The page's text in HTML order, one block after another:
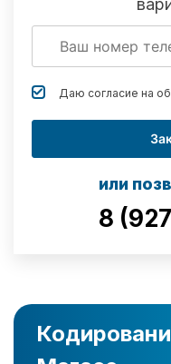
Даю согласие на
или
8